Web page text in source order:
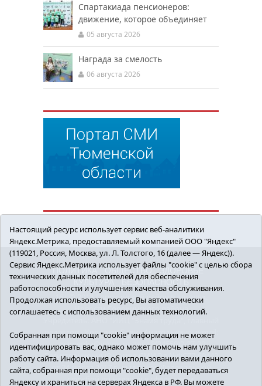
Спартакиада пенсионеров:
движение, которое объединяет
05 августа 2026
Награда за смелость
06 августа 2026
ПОЛИТИКА ОБЩЕСТВО
ЗДОРОВЬЕ
КУЛЬТУРА
БЕЗОПАСНОСТЬ
16+ © 2018 Сорокинский район в деталях.
Новости Сорокинского района
редактор - Королюк Елена Анатольевна, e-mail:
znamenka@inbox.ru, тел.: 8(34550)2-27-30
Регистрационный номер СМИ Эл №ФС77-69142
от 24 марта 2017 г., выданное Федеральной
службой по надзору в сфере связи,
Настоящий ресурс использует сервис веб-аналитики
Яндекс.Метрика, предоставляемый компанией ООО "Яндекс"
(119021, Россия, Москва, ул. Л. Толстого, 16 (далее — Яндекс)).
Сервис Яндекс.Метрика использует файлы "cookie" с целью сбора
технических данных посетителей для обеспечения
работоспособности и улучшения качества обслуживания.
Продолжая использовать ресурс, Вы автоматически
соглашаетесь с использованием данных технологий.
Собранная при помощи "cookie" информация не может
идентифицировать вас, однако может помочь нам улучшить
работу сайта. Информация об использовании вами данного
сайта, собранная при помощи "cookie", будет передаваться
Яндексу и храниться на серверах Яндекса в РФ. Вы можете